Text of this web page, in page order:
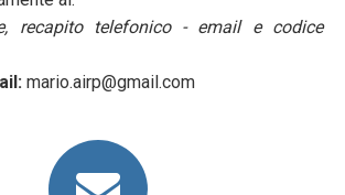
recapito telefonico - email e codice
mario.airp@gmail.com